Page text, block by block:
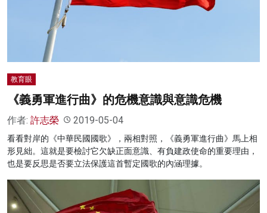
教育眼
《義勇軍進行曲》的危機意識與意識危機
作者: 許志榮 2019-05-04
看看對岸的《中華民國國歌》，兩相對照，《義勇軍進行曲》馬上相
形見絀。這就是要檢討它欠缺正面意識、有負建政使命的重要理由，
也是要反思是否要立法保護這首暫定國歌的內涵理據。